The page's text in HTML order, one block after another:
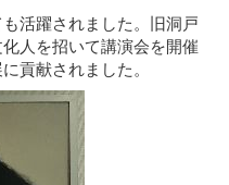
活躍されました。旧洞戸
人を招いて講演会を開催
貢献されました。